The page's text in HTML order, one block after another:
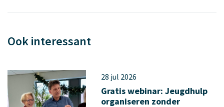
Ook interessant
28 jul 2026
Gratis webinar: Jeugdhulp
organiseren zonder